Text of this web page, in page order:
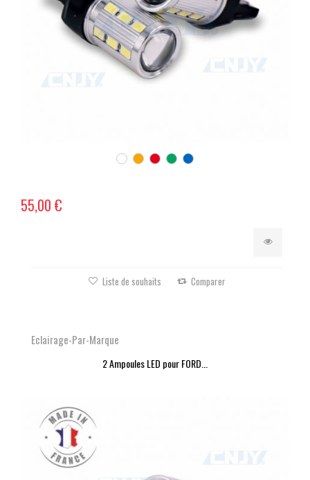
55,00 €
Liste de souhaits Comparer
Eclairage-Par-Marque
2 Ampoules LED pour FORD...